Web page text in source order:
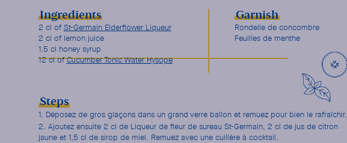
Ingredients
2 cl of St-Germain Elderflower Liqueur
2 cl of lemon juice
1.5 cl honey syrup
12 cl ofCucumber Tonic Water Hysope
Garnish
Rondelle de concombre
Feuilles de menthe
Steps
Déposez de gros glaçons dans un grand verre ballon et remuez pour bien le rafraîchir.
Ajoutez ensuite 2 cl de Liqueur de fleur de sureau St-Germain, 2 cl de jus de citron
jaune et 1,5 cl de sirop de miel. Remuez avec une cuillère à cocktail.